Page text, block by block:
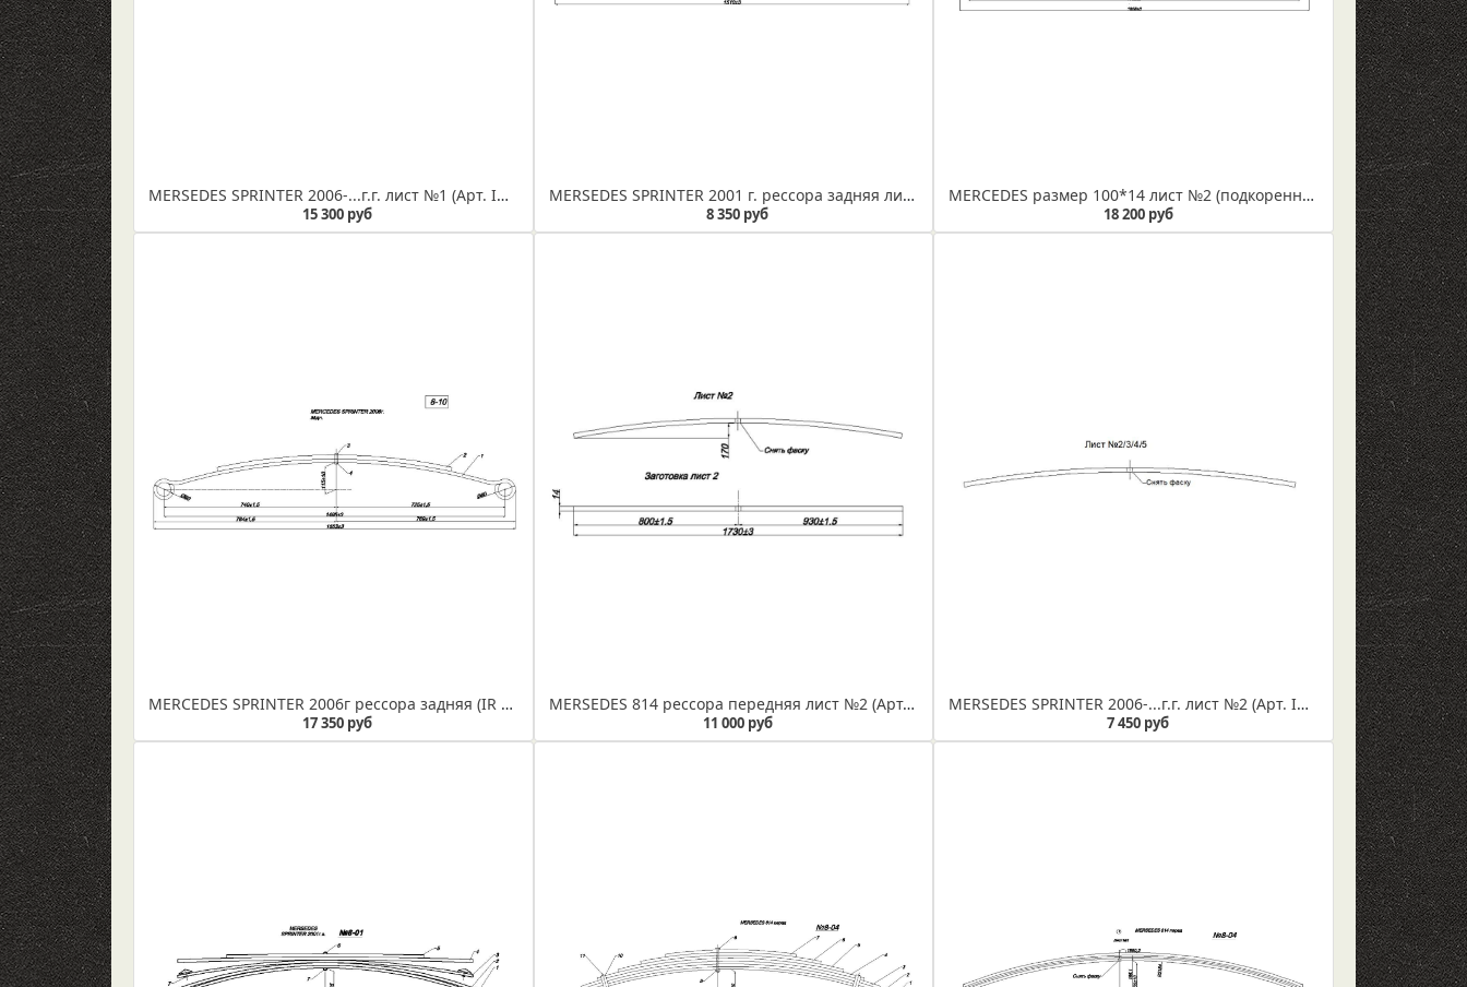
MERSEDES SPRINTER 2006-...г.г. лист №1 (Арт. IR 08-12-01)
15 300 руб
MERSEDES SPRINTER 2001 г. рессора задняя лист №1 (Арт. IR 08-01-01)
8 350 руб
MERCEDES размер 100*14 лист №2 (подкоренной) (Арт. IR 08-03-02)
18 200 руб
MERCEDES SPRINTER 2006г рессора задняя (IR 08-10)
17 350 руб
MERSEDES 814 рессора передняя лист №2 (Арт. IR 08-04-02)
11 000 руб
MERSEDES SPRINTER 2006-...г.г. лист №2 (Арт. IR 08-12-02)
7 450 руб